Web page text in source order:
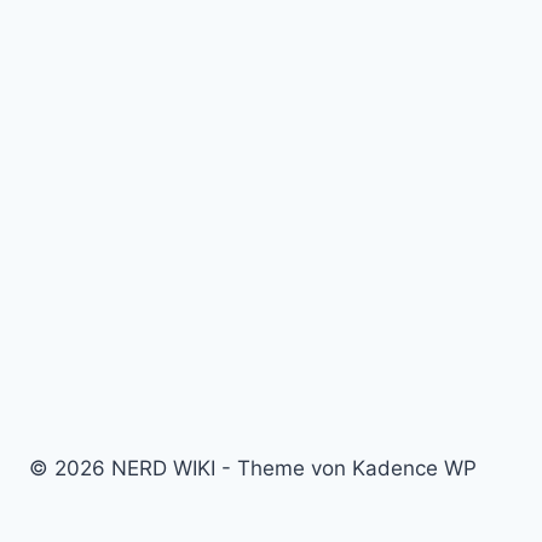
© 2026 NERD WIKI - Theme von Kadence WP